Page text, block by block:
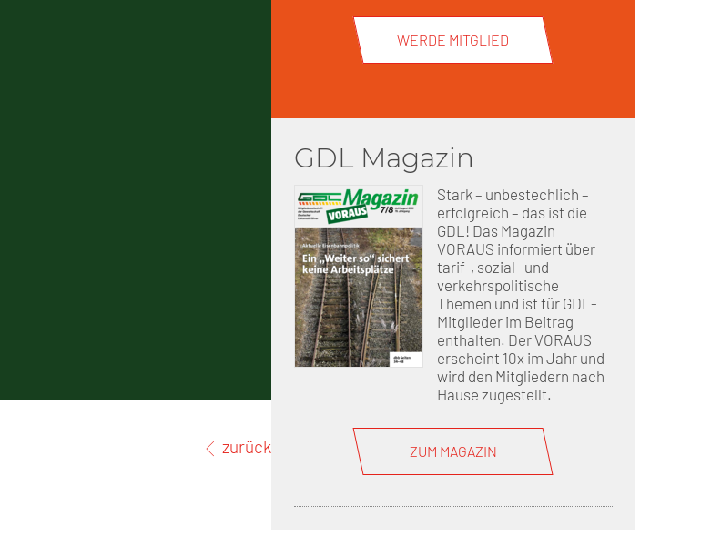
zurück
WERDE MITGLIED
GDL Magazin
Stark – unbestechlich –
erfolgreich – das ist die
GDL! Das Magazin
VORAUS informiert über
tarif-, sozial- und
verkehrspolitische
Themen und ist für GDL-
Mitglieder im Beitrag
enthalten. Der VORAUS
erscheint 10x im Jahr und
wird den Mitgliedern nach
Hause zugestellt.
ZUM MAGAZIN